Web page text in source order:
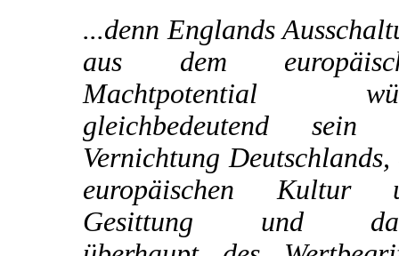
...denn Englands
aus dem
Machtpotential
gleichbedeutend sein
Vernichtung Deutschlands,
europäischen Kultur
Gesittung und